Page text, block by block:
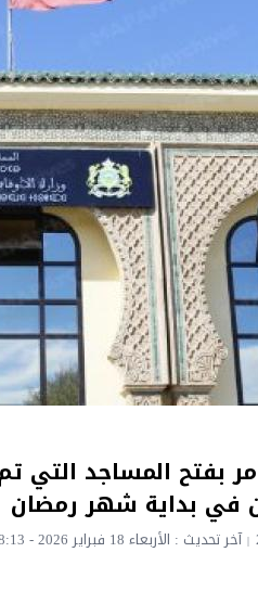
بفتح المساجد التي
في بداية شهر رمضان
آخر تحديث : الأربعاء 18 فبراير 2026 - 8:13 مساءً
الدرا
آسفي» الأستاذ محمد عكار
والجامعة الوطنية للتعليم تؤكد: